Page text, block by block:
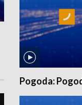
Pogoda: